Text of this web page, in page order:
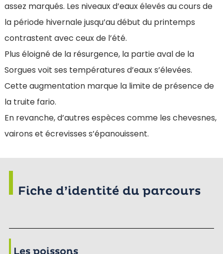
assez marqués. Les niveaux d’eaux élevés au cours de
la période hivernale jusqu’au début du printemps
contrastent avec ceux de l’été.
Plus éloigné de la résurgence, la partie aval de la
Sorgues voit ses températures d’eaux s’élevées.
Cette augmentation marque la limite de présence de
la truite fario.
En revanche, d’autres espèces comme les chevesnes,
vairons et écrevisses s’épanouissent.
Fiche d’identité du parcours
Les poissons